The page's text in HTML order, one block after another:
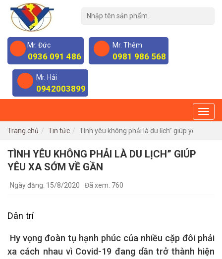
Mr. Đức
0936 091 486
Mr. Thêm
0981 986 568
Mr. Hải
0942003899
Trang chủ Tin tức Tình yêu không phải là du lịch” giúp yêu xa
TÌNH YÊU KHÔNG PHẢI LÀ DU LỊCH” GIÚP
YÊU XA SỚM VỀ GẦN
Ngày đăng: 15/8/2020 Đã xem: 760
Dân trí
Hy vọng đoàn tụ hạnh phúc của nhiều cặp đôi phải
xa cách nhau vì Covid-19 đang dần trở thành hiện